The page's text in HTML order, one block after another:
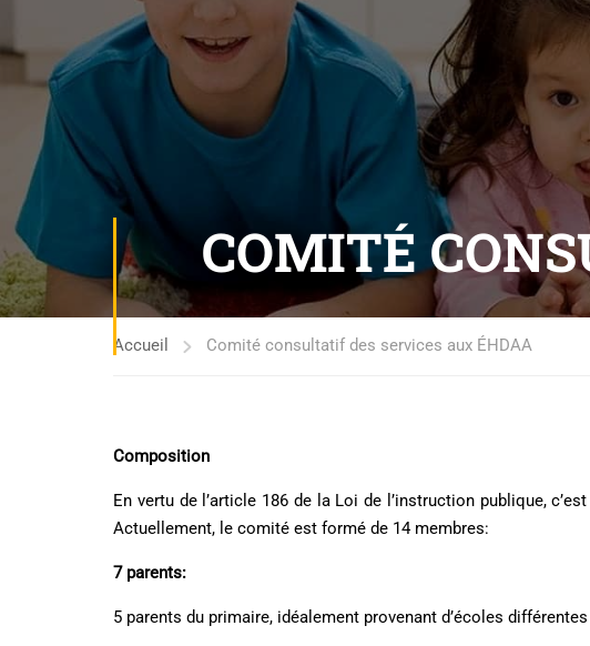
COMITÉ
Accueil Comité consultatif des services aux ÉHDAA
Composition
En vertu de l’article 186 de la Loi de l’instruction publique,
Actuellement, le comité est formé de 14 membres:
7 parents:
5 parents du primaire, idéalement provenant d’écoles différentes